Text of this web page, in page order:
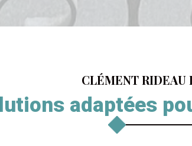
CLÉMENT RIDEAU
adaptées